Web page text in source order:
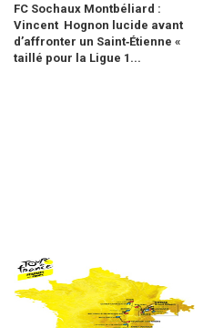
FC Sochaux Montbéliard :
Vincent Hognon lucide avant
d’affronter un Saint‑Étienne «
taillé pour la Ligue 1...